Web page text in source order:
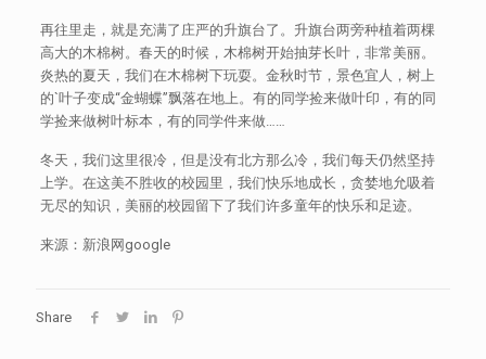
再往里走，就是充满了庄严的升旗台了。升旗台两旁种植着两棵
高大的木棉树。春天的时候，木棉树开始抽芽长叶，非常美丽。
炎热的夏天，我们在木棉树下玩耍。金秋时节，景色宜人，树上
的`叶子变成“金蝴蝶”飘落在地上。有的同学捡来做叶印，有的同
学捡来做树叶标本，有的同学件来做……
冬天，我们这里很冷，但是没有北方那么冷，我们每天仍然坚持
上学。在这美不胜收的校园里，我们快乐地成长，贪婪地允吸着
无尽的知识，美丽的校园留下了我们许多童年的快乐和足迹。
来源：新浪网google
Share